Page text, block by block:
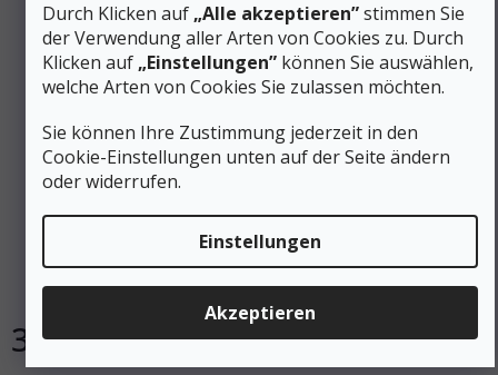
Durch Klicken auf „Alle akzeptieren”stimmen Sie
der Verwendung aller Arten von Cookies zu. Durch
Klicken auf „Einstellungen” können Sie auswählen,
welche Arten von Cookies Sie zulassen möchten.
Sie können Ihre Zustimmung jederzeit in den
Cookie-Einstellungen unten auf der Seite ändern
oder widerrufen.
Einstellungen
Akzeptieren
–47 %
KEEN Kids Sandalen NEWPORT H2 TODDLER
schwarz/lindgrün- schwarz/grün
Auf Lager
39 € DETAIL